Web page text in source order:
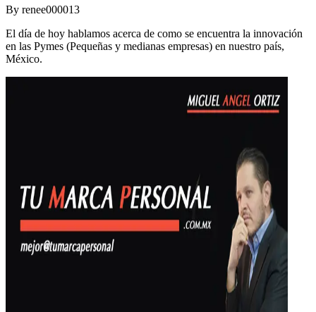
By renee000013
El día de hoy hablamos acerca de como se encuentra la innovación
en las Pymes (Pequeñas y medianas empresas) en nuestro país,
México.